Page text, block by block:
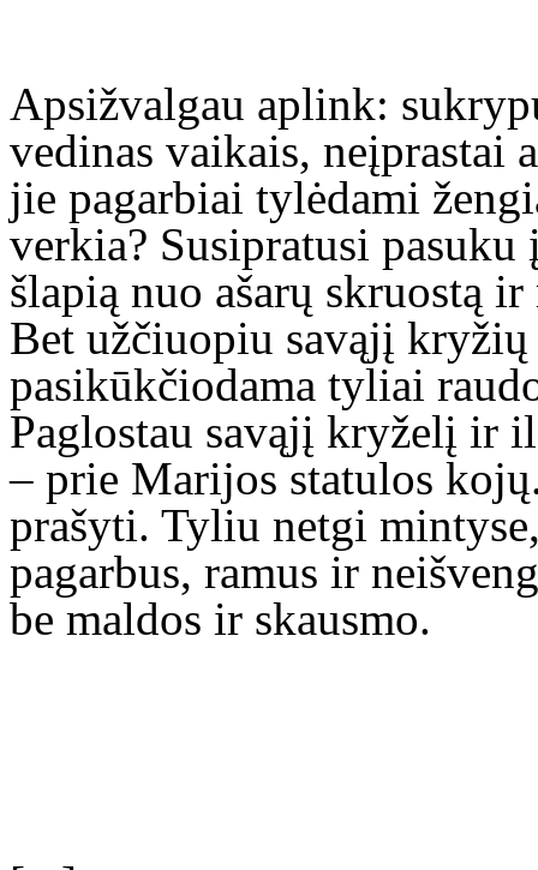
Apsižvalgau aplink:
vedinas vaikais, neįprastai
jie pagarbiai tylėdami
verkia? Susipratusi pasuku
šlapią nuo ašarų skruostą
Bet užčiuopiu savąjį
pasikūkčiodama tyliai
Paglostau savąjį kryželį ir
– prie Marijos statulos
prašyti. Tyliu netgi
pagarbus, ramus ir
be maldos ir skausmo.